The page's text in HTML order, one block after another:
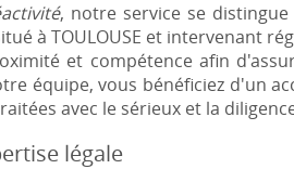
, notre service se
à TOULOUSE et intervenant
et compétence afin
équipe, vous bénéficiez d'un
avec le sérieux et la
légale